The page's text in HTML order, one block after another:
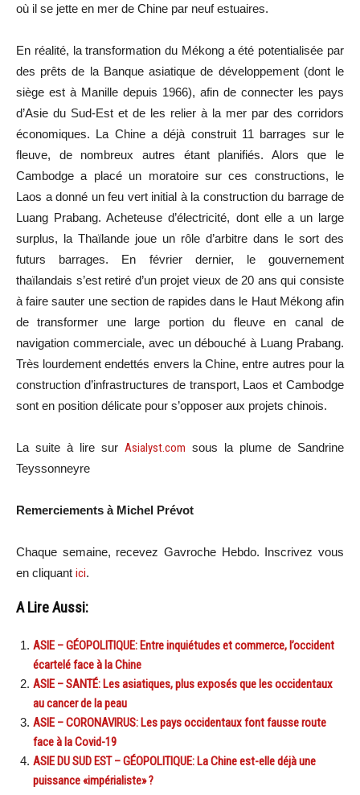
où il se jette en mer de Chine par neuf estuaires.
En réalité, la transformation du Mékong a été potentialisée par
des prêts de la Banque asiatique de développement (dont le
siège est à Manille depuis 1966), afin de connecter les pays
d’Asie du Sud-Est et de les relier à la mer par des corridors
économiques. La Chine a déjà construit 11 barrages sur le
fleuve, de nombreux autres étant planifiés. Alors que le
Cambodge a placé un moratoire sur ces constructions, le
Laos a donné un feu vert initial à la construction du barrage de
Luang Prabang. Acheteuse d’électricité, dont elle a un large
surplus, la Thaïlande joue un rôle d’arbitre dans le sort des
futurs barrages. En février dernier, le gouvernement
thaïlandais s’est retiré d’un projet vieux de 20 ans qui consiste
à faire sauter une section de rapides dans le Haut Mékong afin
de transformer une large portion du fleuve en canal de
navigation commerciale, avec un débouché à Luang Prabang.
Très lourdement endettés envers la Chine, entre autres pour la
construction d’infrastructures de transport, Laos et Cambodge
sont en position délicate pour s’opposer aux projets chinois.
La suite à lire sur Asialyst.com sous la plume de Sandrine
Teyssonneyre
Remerciements à Michel Prévot
Chaque semaine, recevez Gavroche Hebdo. Inscrivez vous
en cliquant ici.
A Lire Aussi:
ASIE – GÉOPOLITIQUE: Entre inquiétudes et commerce, l’occident
écartelé face à la Chine
ASIE – SANTÉ: Les asiatiques, plus exposés que les occidentaux
au cancer de la peau
ASIE – CORONAVIRUS: Les pays occidentaux font fausse route
face à la Covid-19
ASIE DU SUD EST – GÉOPOLITIQUE: La Chine est-elle déjà une
puissance «impérialiste» ?